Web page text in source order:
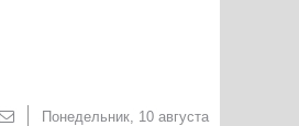
Понедельник, 10 августа